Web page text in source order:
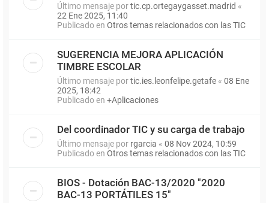
Último mensaje portic.cp.ortegaygasset.madrid «
22 Ene 2025, 11:40
Publicado en Otros temas relacionados con las TIC
SUGERENCIA MEJORA APLICACIÓN
TIMBRE ESCOLAR
Último mensaje portic.ies.leonfelipe.getafe « 08 Ene
2025, 18:42
Publicado en +Aplicaciones
Del coordinador TIC y su carga de trabajo
Último mensaje por rgarcia « 08 Nov 2024, 10:59
Publicado en Otros temas relacionados con las TIC
BIOS - Dotación BAC-13/2020 "2020
BAC-13 PORTÁTILES 15"